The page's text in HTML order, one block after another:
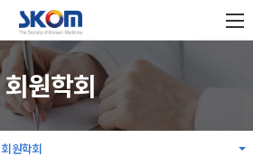
회원학회
회원학회